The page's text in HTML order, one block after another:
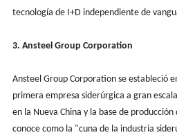
tecnología de I+D independiente de
3. Ansteel Group Corporation
Ansteel Group Corporation se estableció
primera empresa siderúrgica a gran
en la Nueva China y la base de
conoce como la "cuna de la industria